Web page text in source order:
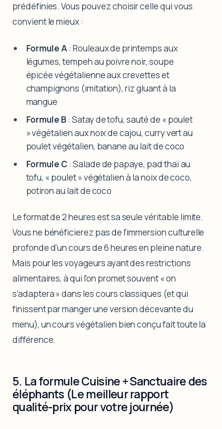
prédéfinies. Vous pouvez choisir celle qui vous
convient le mieux :
Formule A : Rouleaux de printemps aux
légumes, tempeh au poivre noir, soupe
épicée végétalienne aux crevettes et
champignons (imitation), riz gluant à la
mangue
Formule B: Satay de tofu, sauté de « poulet
» végétalien aux noix de cajou, curry vert au
poulet végétalien, banane au lait de coco
Formule C: Salade de papaye, pad thaï au
tofu, « poulet » végétalien à la noix de coco,
potiron au lait de coco
Le format de 2 heures est sa seule véritable limite.
Vous ne bénéficierez pas de l'immersion culturelle
profonde d'un cours de 6 heures en pleine nature.
Mais pour les voyageurs ayant des restrictions
alimentaires, à qui l'on promet souvent « on
s'adaptera » dans les cours classiques (et qui
finissent par manger une version décevante du
menu), un cours végétalien bien conçu fait toute la
différence.
5. La formule Cuisine + Sanctuaire des
éléphants (Le meilleur rapport
qualité-prix pour votre journée)